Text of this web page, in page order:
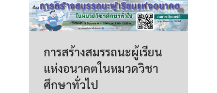
การสร้างสมรรถนะผู้เรียน
แห่งอนาคตในหมวดวิชา
ศึกษาทั่วไป